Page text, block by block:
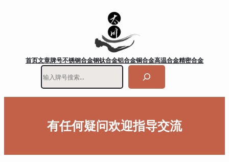
首页文章牌号不锈钢合金钢钛合金铝合金铜合金高温合金精密合金
有任何疑问欢迎指导交流